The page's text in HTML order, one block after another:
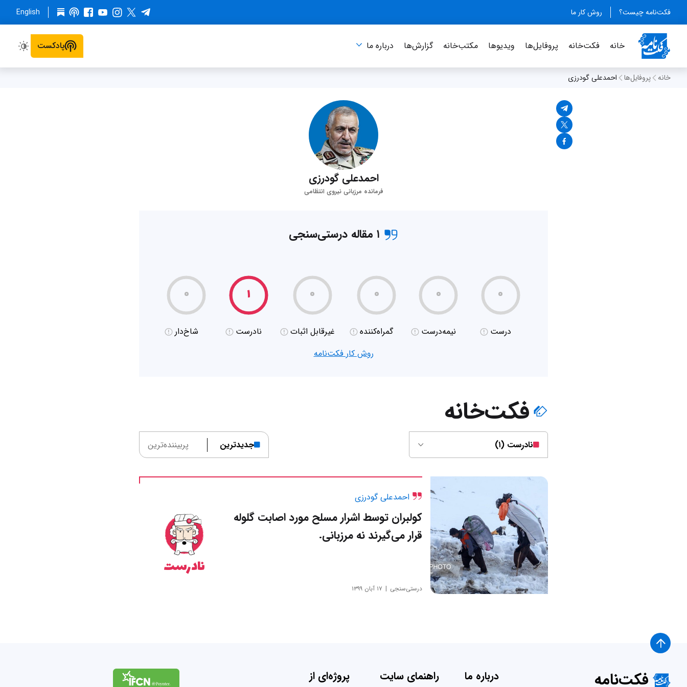
فکت‌نامه چیست؟ روش کار ما English
خانه فکت‌خانه پروفایل‌ها ویدیو‌ها مکتب‌خانه گزارش‌ها درباره‌ ما پادکست
خانه پروفایل‌ها احمدعلی گودرزی
احمدعلی گودرزی
فرمانده مرزبانی نیروی انتظامی
۱ مقاله درستی‌سنجی
۰
درست
۰
نیمه‌درست
۰
گمراه‌کننده
۰
غیر‌قابل اثبات
۱
نادرست
۰
شاخ‌دار
روش کار فکت‌نامه
فکت‌خانه
نادرست (۱) جدیدترین پربیننده‌ترین
احمدعلی گودرزی
کولبران توسط اشرار مسلح مورد اصابت گلوله
قرار می‌گیرند نه مرزبانی.
نادرست
درستی‌سنجی ۱۷ آبان ۱۳۹۹
فکت‌نامه درباره ما راهنمای سایت پروژه‌ای از